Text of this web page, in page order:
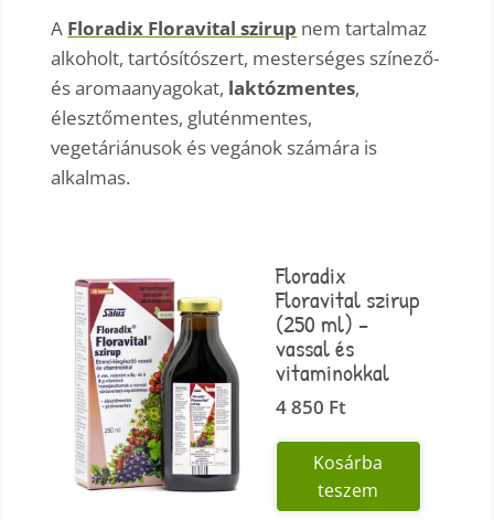
A Floradix Floravital szirup nem tartalmaz
alkoholt, tartósítószert, mesterséges színező-
és aromaanyagokat, laktózmentes,
élesztőmentes, gluténmentes,
vegetáriánusok és vegánok számára is
alkalmas.
Floradix
Floravital szirup
(250 ml) –
vassal és
vitaminokkal
4 850 Ft
Kosárba
teszem